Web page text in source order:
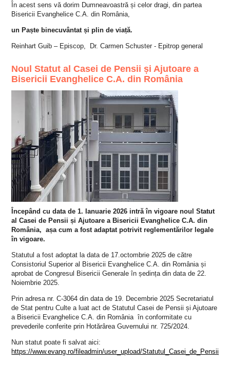
În acest sens vă dorim Dumneavoastră și celor dragi, din partea
Bisericii Evanghelice C.A. din România,
un Paște binecuvântat și plin de viață.
Reinhart Guib – Episcop, Dr. Carmen Schuster - Epitrop general
Noul Statut al Casei de Pensii și Ajutoare a
Bisericii Evanghelice C.A. din România
Începând cu data de 1. Ianuarie 2026 intră în vigoare noul Statut
al Casei de Pensii și Ajutoare a Bisericii Evanghelice C.A. din
România, așa cum a fost adaptat potrivit reglementărilor legale
în vigoare.
Statutul a fost adoptat la data de 17.octombrie 2025 de către
Consistoriul Superior al Bisericii Evanghelice C.A. din România și
aprobat de Congresul Bisericii Generale în ședința din data de 22.
Noiembrie 2025.
Prin adresa nr. C-3064 din data de 19. Decembrie 2025 Secretariatul
de Stat pentru Culte a luat act de Statutul Casei de Pensii și Ajutoare
a Bisericii Evanghelice C.A. din România în conformitate cu
prevederile conferite prin Hotărârea Guvernului nr. 725/2024.
Nun statut poate fi salvat aici:
https://www.evang.ro/fileadmin/user_upload/